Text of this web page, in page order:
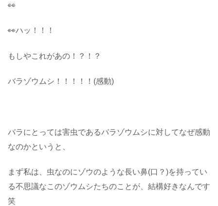
👀
👀ハッ！！！
もしやこれがあの！？！？
バラゾウムシ！！！！！(感動)
バラにとっては害虫であるバラゾウムシに対してなぜ感動
なのかというと、
まず私は、虫なのにゾウのような長い鼻(口？)を持ってい
る不思議なこのゾウムシたちのことが、結構好きなんです
笑